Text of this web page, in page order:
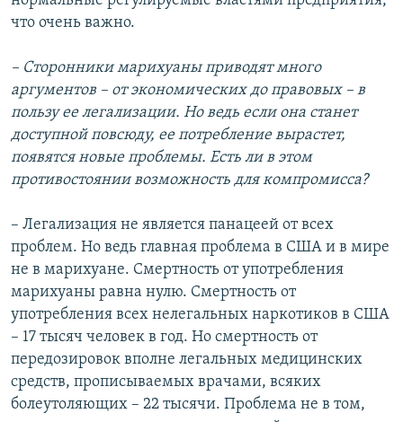
что очень важно.
– Сторонники марихуаны приводят много
аргументов – от экономических до правовых – в
пользу ее легализации. Но ведь если она станет
доступной повсюду, ее потребление вырастет,
появятся новые проблемы. Есть ли в этом
противостоянии возможность для компромисса?
– Легализация не является панацеей от всех
проблем. Но ведь главная проблема в США и в мире
не в марихуане. Смертность от употребления
марихуаны равна нулю. Смертность от
употребления всех нелегальных наркотиков в США
– 17 тысяч человек в год. Но смертность от
передозировок вполне легальных медицинских
средств, прописываемых врачами, всяких
болеутоляющих – 22 тысячи. Проблема не в том,